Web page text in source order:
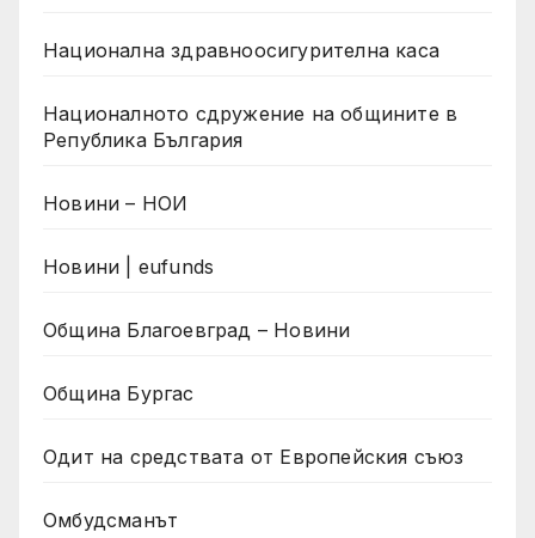
Национална здравноосигурителна каса
Националното сдружение на общините в
Република България
Новини – НОИ
Новини | eufunds
Община Благоевград – Новини
Община Бургас
Одит на средствата от Европейския съюз
Омбудсманът